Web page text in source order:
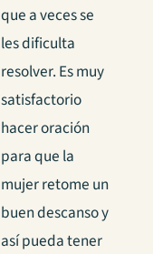
que a veces se
les dificulta
resolver. Es muy
satisfactorio
hacer oración
para que la
mujer retome un
buen descanso y
así pueda tener